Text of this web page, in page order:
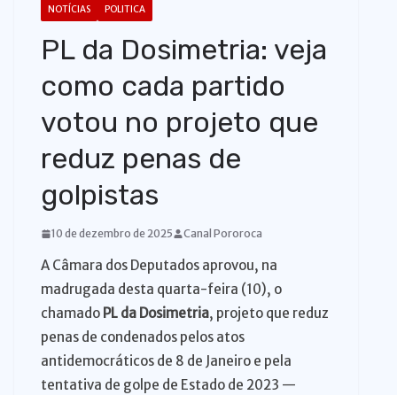
NOTÍCIAS POLITICA
PL da Dosimetria: veja
como cada partido
votou no projeto que
reduz penas de
golpistas
10 de dezembro de 2025 Canal Pororoca
A Câmara dos Deputados aprovou, na
madrugada desta quarta-feira (10), o
chamado PL da Dosimetria, projeto que reduz
penas de condenados pelos atos
antidemocráticos de 8 de Janeiro e pela
tentativa de golpe de Estado de 2023 —